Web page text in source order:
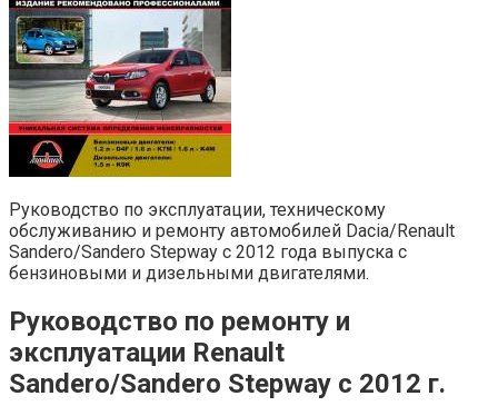
Руководство по эксплуатации, техническому
обслуживанию и ремонту автомобилей Dacia/Renault
Sandero/Sandero Stepway с 2012 года выпуска с
бензиновыми и дизельными двигателями.
Руководство по ремонту и
эксплуатации Renault
Sandero/Sandero Stepway с 2012 г.